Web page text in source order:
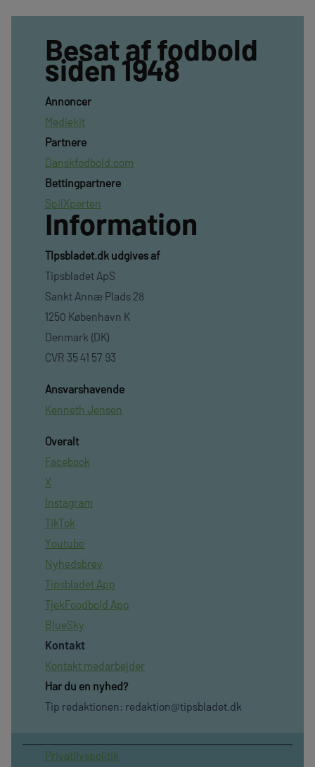
Besat af fodbold
siden 1948
Annoncer
Mediekit
Partnere
Danskfodbold.com
Bettingpartnere
SpilXperten
Information
TIpsbladet.dk udgives af
Tipsbladet ApS
Sankt Annæ Plads 28
1250 København K
Denmark (DK)
CVR 35 41 57 93
Ansvarshavende
Kenneth Jensen
Overalt
Facebook
X
Instagram
TikTok
Youtube
Nyhedsbrev
Tipsbladet App
TjekFoodbold App
BlueSky
Kontakt
Kontakt medarbejder
Har du en nyhed?
Tip redaktionen: redaktion@tipsbladet.dk
Privatilvspolitik